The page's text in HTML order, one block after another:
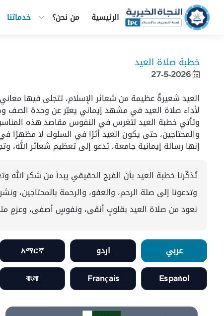
الرئيسية من نحن؟ خدماتنا
خطبة صلاة العيد

27-5-2026
العيد شعيرةٌ عظيمة من شعائر الإسلام، تتجلى فيها
لأداء صلاة العيد في مشهد إيماني يعبّر عن وحدة الصف
وتأتي خطبة العيد لتغرس في النفوس مقاصد هذه المناسبة
والمحتاجين، حتى يكون العيد أثرًا في السلوك لا مظهرًا
إنها رسالة إيمانية جامعة، تدعو إلى تعظيم شعائر
تُذكّرنا خطبة العيد بأن الفرح الحقيقي يبدأ من شكر الله
وتدعونا إلى صلة الرحم، والعفو، والرحمة بالمحتاجين،
نعود من صلاة العيد بقلوبٍ أنقى، ونفوسٍ أصفى، وعزمٍ
عربي اردو አማርኛ
Español
Français
বাংলা